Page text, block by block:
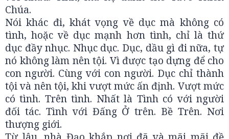
Chúa.
Nói khác đi, khát vọng về dục mà không có
tình, hoặc về dục mạnh hơn tình, chỉ là thứ
dục đầy nhục. Nhục dục. Dục, dầu gì đi nữa, tự
nó không làm nên tội. Vì được tạo dựng để cho
con người. Cùng với con người. Dục chỉ thành
tội và nên tội, khi vượt mức ấn định. Vượt mức
có tình. Trên tình. Nhất là Tình có với người
đối tác. Tình với Đấng Ở trên. Bề Trên. Nơi
thượng giới.